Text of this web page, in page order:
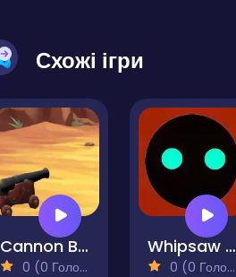
Схожі ігри
Cannon Ball
0 (0 Голосів)
Whipsaw Roll
0 (0 Голосів)